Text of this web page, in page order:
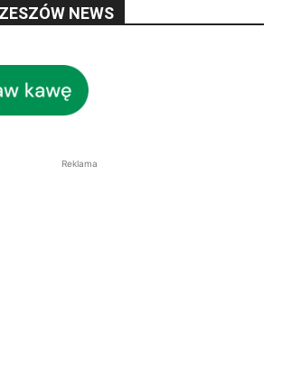
NEWS
Reklama